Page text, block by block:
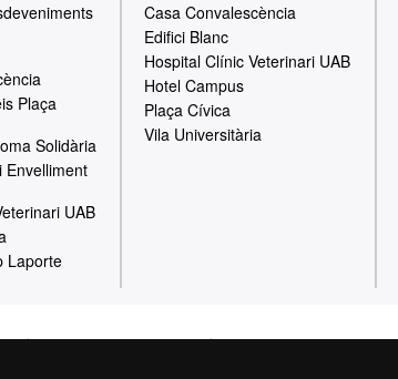
Plaça
Solidària
Envelliment
UAB
Laporte
Casa Convalescència
Edifici Blanc
Hospital Clínic Veterinari UAB
Hotel Campus
Plaça Cívica
Vila Universitària